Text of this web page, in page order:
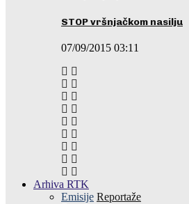
STOP vršnjačkom nasilju
07/09/2015 03:11
Arhiva RTK
Emisije Reportaže